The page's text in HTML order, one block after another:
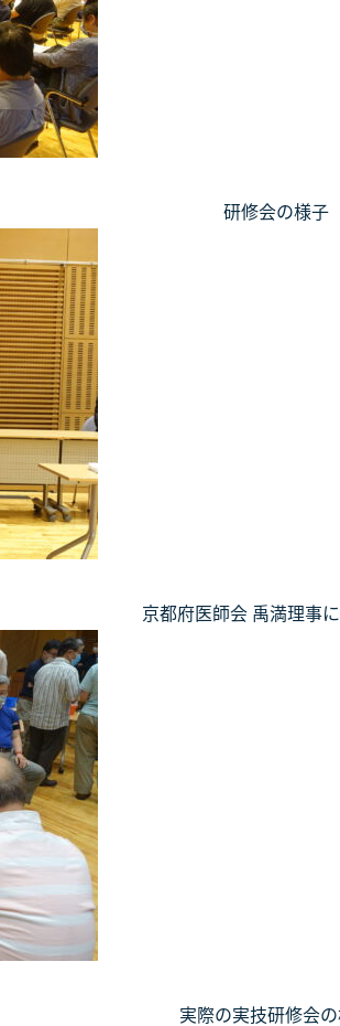
研修会の様子
京都府医師会 禹満理事
実際の実技研修会